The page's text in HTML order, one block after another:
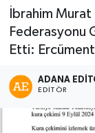
İbrahim
Federasyonu
Etti:
ADANA
EDITÖR
Yaşam